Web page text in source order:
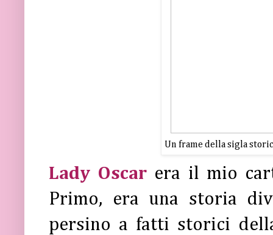
Un frame della sigla
Lady Oscar era il mio
Primo, era una storia
persino a fatti storici